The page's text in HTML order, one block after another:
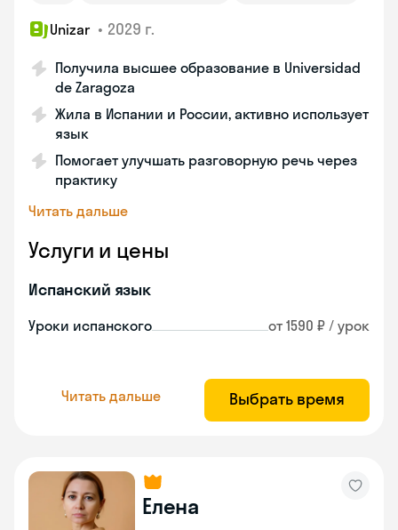
Unizar • 2029 г.
Получила высшее образование в Universidad
de Zaragoza
Жила в Испании и России, активно использует
язык
Помогает улучшать разговорную речь через
практику
Читать дальше
Услуги и цены
Испанский язык
Уроки испанского от 1590 ₽ / урок
Читать дальше Выбрать время
Елена